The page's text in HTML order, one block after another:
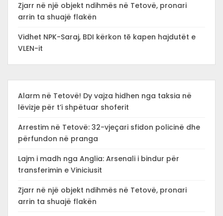
Zjarr në një objekt ndihmës në Tetovë, pronari
arrin ta shuajë flakën
Vidhet NPK-Saraj, BDI kërkon tē kapen hajdutët e
VLEN-it
Alarm në Tetovë! Dy vajza hidhen nga taksia në
lëvizje për t’i shpëtuar shoferit
Arrestim në Tetovë: 32-vjeçari sfidon policinë dhe
përfundon në pranga
Lajm i madh nga Anglia: Arsenali i bindur për
transferimin e Viniciusit
Zjarr në një objekt ndihmës në Tetovë, pronari
arrin ta shuajë flakën